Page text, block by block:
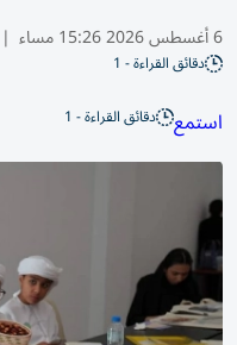
6 أغسطس 2026 15:26 مساء |
دقائق القراءة - 1
استمع دقائق القراءة - 1